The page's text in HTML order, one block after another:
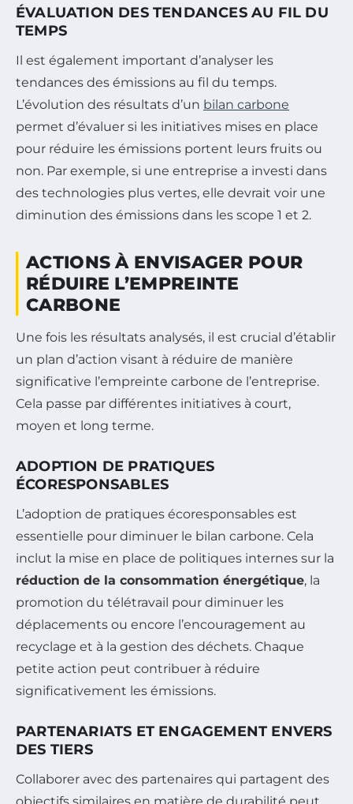
ÉVALUATION DES TENDANCES AU FIL DU
TEMPS
Il est également important d’analyser les
tendances des émissions au fil du temps.
L’évolution des résultats d’un bilan carbone
permet d’évaluer si les initiatives mises en place
pour réduire les émissions portent leurs fruits ou
non. Par exemple, si une entreprise a investi dans
des technologies plus vertes, elle devrait voir une
diminution des émissions dans les scope 1 et 2.
ACTIONS À ENVISAGER POUR
RÉDUIRE L’EMPREINTE
CARBONE
Une fois les résultats analysés, il est crucial d’établir
un plan d’action visant à réduire de manière
significative l’empreinte carbone de l’entreprise.
Cela passe par différentes initiatives à court,
moyen et long terme.
ADOPTION DE PRATIQUES
ÉCORESPONSABLES
L’adoption de pratiques écoresponsables est
essentielle pour diminuer le bilan carbone. Cela
inclut la mise en place de politiques internes sur la
réduction de la consommation énergétique, la
promotion du télétravail pour diminuer les
déplacements ou encore l’encouragement au
recyclage et à la gestion des déchets. Chaque
petite action peut contribuer à réduire
significativement les émissions.
PARTENARIATS ET ENGAGEMENT ENVERS
DES TIERS
Collaborer avec des partenaires qui partagent des